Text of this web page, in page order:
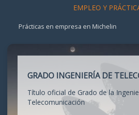
EMPLEO Y
Prácticas en empresa en Michelin
GRADO INGENIERÍA DE
Título oficial de Grado de la
Telecomunicación